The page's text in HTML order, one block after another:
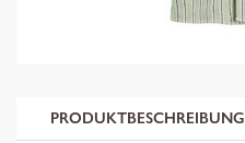
PRODUKTBESCHREIBUNG